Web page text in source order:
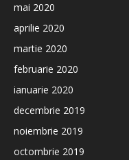
mai 2020
aprilie 2020
martie 2020
februarie 2020
ianuarie 2020
decembrie 2019
noiembrie 2019
octombrie 2019